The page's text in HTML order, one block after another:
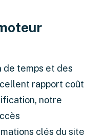
de temps et des
rapport coût
notre
clés du site